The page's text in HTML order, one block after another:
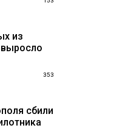
из
353
сбили